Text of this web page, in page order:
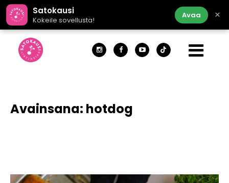
Satokausi
Kokeile sovellusta!
Avaa ×
Avainsana: hotdog